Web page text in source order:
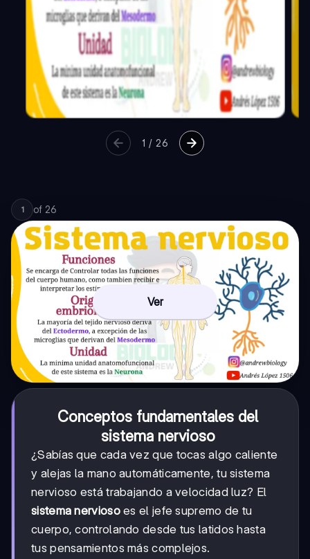
1 / 26
1 of 26
Ver
Conceptos fundamentales del
sistema nervioso
¿Sabías que cada vez que tocas algo caliente
y alejas la mano automáticamente, tu sistema
nervioso está trabajando a velocidad luz? El
sistema nerviosoes el jefe supremo de tu
cuerpo, controlando desde tus latidos hasta
tus pensamientos más complejos.